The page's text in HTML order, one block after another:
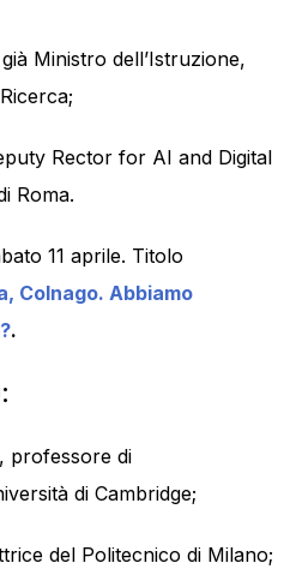
Ministro dell’Istruzione,
Rector for AI and Digital
Roma.
11 aprile. Titolo
Colnago. Abbiamo
.
, professore di
di Cambridge;
del Politecnico di Milano;